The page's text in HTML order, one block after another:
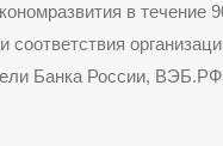
в течение
Банка России,